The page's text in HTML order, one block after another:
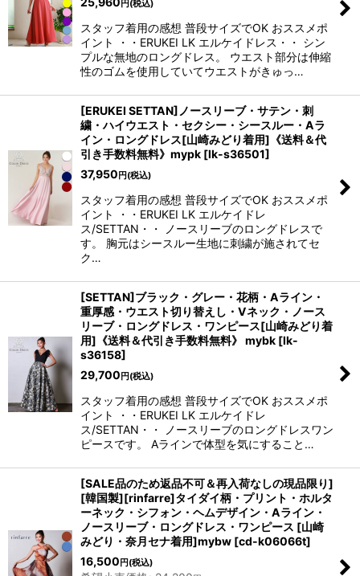
円 (税込)
スタッフ着用の感想 普段サイズでOK おススメポ
イント ・・ERUKEI LK エルケイドレス・・ シン
プルな無地のロングドレス。 ウエスト部分は伸縮
性のゴムを使用していてウエストがきゅっ…
[ERUKEI SETTAN]ノースリーブ・サテン・刺
繍・ハイウエスト・セクシー・シースルー・Aラ
イン・ロングドレス[山崎みどり着用]《送料＆代
引き手数料無料》mypk [lk-s36501]
37,950 円 (税込)
スタッフ着用の感想 普段サイズでOK おススメポ
イント ・・ERUKEI LK エルケイドレ
ス/SETTAN・・ ノースリーブのロングドレスで
す。 胸元はシースルー生地に刺繍が施されてセ
ク…
[SETTAN]ブラック・グレー・花柄・Aライン・
重厚感・ウエスト切り替えし・Vネック・ノース
リーブ・ロングドレス・ワンピース[山崎みどり着
用]《送料＆代引き手数料無料》 mybk [lk-
s36158]
29,700 円 (税込)
スタッフ着用の感想 普段サイズでOK おススメポ
イント ・・ERUKEI LK エルケイドレ
ス/SETTAN・・ ノースリーブのロングドレスワン
ピースです。 Aラインで体型を気にすること…
[SALE品のため返品不可＆再入荷なしの現品限り]
[韓国製][rinfarre]タイダイ柄・プリント・ホルタ
ーネック・シフォン・ヘムデザイン・Aライン・
ノースリーブ・ロングドレス・ワンピース [山崎
みどり・奈月セナ着用]mybw [cd-k06066t]
16,500 円 (税込)